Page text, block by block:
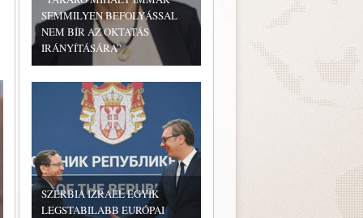
SEMMILYEN BEFOLYÁSSAL
NEM BÍR AZ OKTATÁS
IRÁNYÍTÁSÁRA”
SZERBIA IZRAEL EGYIK
LEGSTABILABB EURÓPAI